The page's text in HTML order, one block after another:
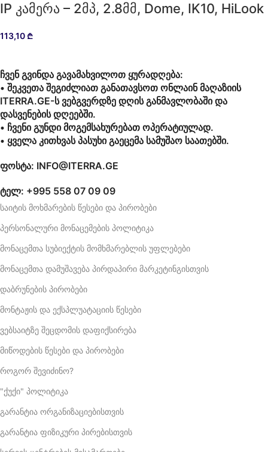
IP კამერა – 2მპ, 2.8მმ, Dome, IK10, HiLook
113,10 ₾
ჩვენ გვინდა გავამახვილოთ ყურადღება:
• შეკვეთა შეგიძლიათ განათავსოთ ონლაინ მაღაზიის
ITERRA.GE-ს ვებგვერდზე დღის განმავლობაში და
დასვენების დღეებში.
• ჩვენი გუნდი მოგემსახურებათ ოპერატიულად.
• ყველა კითხვას პასუხი გაეცემა სამუშაო საათებში.
ფოსტა: INFO@ITERRA.GE
ტელ: +995 558 07 09 09
საიტის მოხმარების წესები და პირობები
პერსონალური მონაცემების პოლიტიკა
მონაცემთა სუბიექტის მომხმარებლის უფლებები
მონაცემთა დამუშავება პირდაპირი მარკეტინგისთვის
დაბრუნების პირობები
მონტაჟის და ექსპლუატაციის წესები
ვებსაიტზე შეცდომის დაფიქსირება
მიწოდების წესები და პირობები
როგორ შევიძინო?
"ქუქი" პოლიტიკა
გარანტია ორგანიზაციებისთვის
გარანტია ფიზიკური პირებისთვის